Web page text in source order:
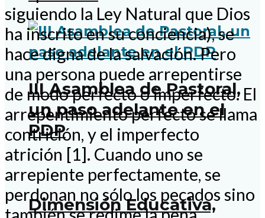
III Asamblea de Pastoral,
un paso adelante en el
PDP
Dimensión Educativa,
siguiendo la Ley Natural que Dios
ha inscrito en su conciencia), se
hace digna de la salvación. Pero
una persona puede arrepentirse
de modo perfecto o imperfecto. El
arrepentimiento perfecto se llama
contrición, y el imperfecto
atrición [1]. Cuando uno se
arrepiente perfectamente, se
perdonan no sólo los pecados sino